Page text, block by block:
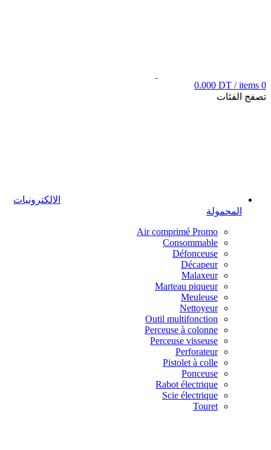
0
items
/
0.000 DT
تصفح الفئات
الالكترونيات
المحمولة
Air comprimé Promo
Consommable
Défonceuse
Décapeur
Malaxeur
Marteau piqueur
Meuleuse
Nettoyeur
Outil multifonction
Perceuse à colonne
Perceuse visseuse
Perforateur
Pistolet à colle
Ponceuse
Rabot électrique
Scie électrique
Touret